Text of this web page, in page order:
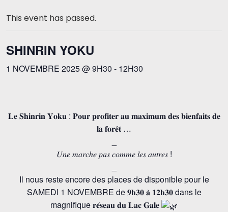
This event has passed.
SHINRIN YOKU
1 NOVEMBRE 2025 @ 9H30 - 12H30
𝐋𝐞 𝐒𝐡𝐢𝐧𝐫𝐢𝐧 𝐘𝐨𝐤𝐮 : 𝐏𝐨𝐮𝐫 𝐩𝐫𝐨𝐟𝐢𝐭𝐞𝐫 𝐚𝐮 𝐦𝐚𝐱𝐢𝐦𝐮𝐦 𝐝𝐞𝐬 𝐛𝐢𝐞𝐧𝐟𝐚𝐢𝐭𝐬 𝐝𝐞
𝐥𝐚 𝐟𝐨𝐫𝐞̂𝐭 …
𝑈𝑛𝑒 𝑚𝑎𝑟𝑐ℎ𝑒 𝑝𝑎𝑠 𝑐𝑜𝑚𝑚𝑒 𝑙𝑒𝑠 𝑎𝑢𝑡𝑟𝑒𝑠 !
Il nous reste encore des places de disponible pour le
SAMEDI 1 NOVEMBRE de 𝟗𝐡𝟑𝟎 𝐚̀ 𝟏𝟐𝐡𝟑𝟎 dans le
magnifique 𝐫𝐞́𝐬𝐞𝐚𝐮 𝐝𝐮 𝐋𝐚𝐜 𝐆𝐚𝐥𝐞